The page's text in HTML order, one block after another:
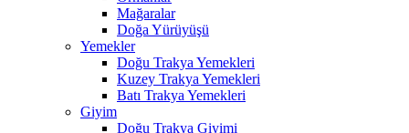
Mağaralar
Doğa Yürüyüşü
Yemekler
Doğu Trakya Yemekleri
Kuzey Trakya Yemekleri
Batı Trakya Yemekleri
Giyim
Doğu Trakya Giyimi